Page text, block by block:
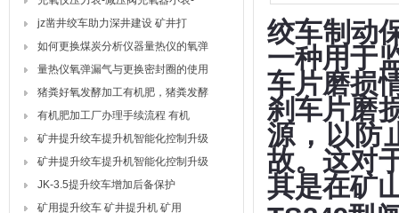
jz凿井绞车助力深井建设 矿井打
如何更换煤炭分析仪器量热仪的氧弹
量热仪氧弹漏气与更换密封圈的使用
猪粪好氧发酵加工有机肥，猪粪发酵
有机肥加工厂办理手续流程 有机
矿井提升绞车提升机智能化控制升级
矿井提升绞车提升机智能化控制升级
JK-3.5提升绞车增加后备保护
矿用提升绞车 矿井提升机 矿用
绞车制动
一种用于
车片磨损
刹车片磨
源，以防
故。这对
其是在矿